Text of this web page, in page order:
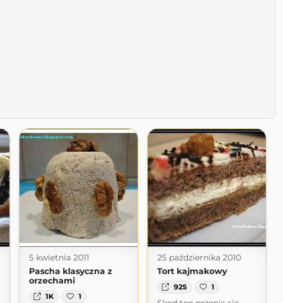
5 kwietnia 2011
Pascha klasyczna z
orzechami
1K 1
25 października 2010
Tort kajmakowy
925 1